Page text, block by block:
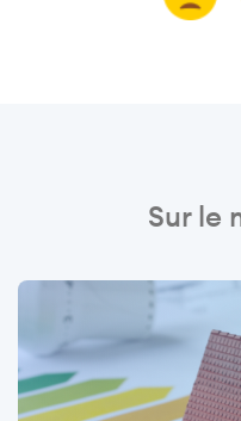
Sur le
Image